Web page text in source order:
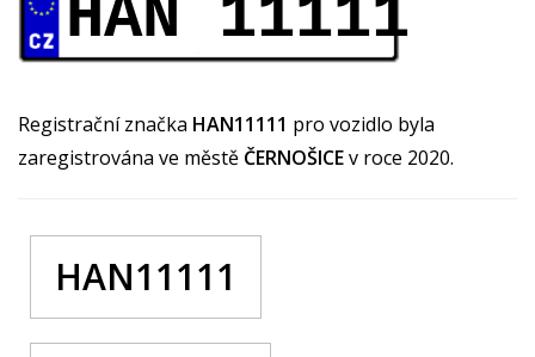
HAN 11111
Registrační značka HAN11111 pro vozidlo byla
zaregistrována ve městě ČERNOŠICEv roce 2020.
HAN11111